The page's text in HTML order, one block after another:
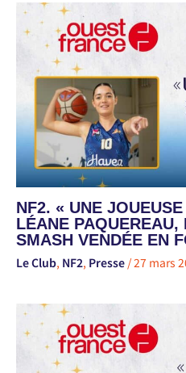
NF2. « UNE
LÉANE
SMASH VENDÉE EN
Le Club, NF2, Presse /27 mars